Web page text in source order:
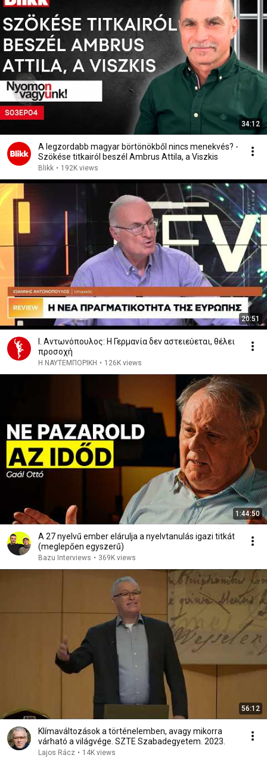
34:12
A legzordabb magyar börtönökből nincs menekvés? -
Szökése titkairól beszél Ambrus Attila, a Viszkis
Blikk • 192K views
20:51
Ι. Αντωνόπουλος: Η Γερμανία δεν αστειεύεται, θέλει
προσοχή
Η ΝΑΥΤΕΜΠΟΡΙΚΗ • 126K views
1:44:50
A 27 nyelvű ember elárulja a nyelvtanulás igazi titkát
(meglepően egyszerű)
Bazu Interviews • 369K views
56:12
Klímaváltozások a történelemben, avagy mikorra
várható a világvége. SZTE Szabadegyetem. 2023.
Lajos Rácz • 14K views